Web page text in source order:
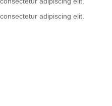
adipiscing elit.